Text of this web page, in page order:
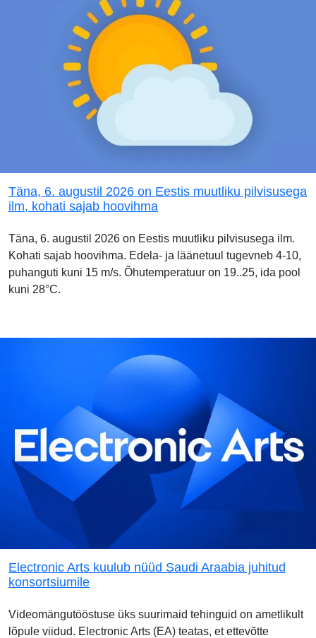
Täna, 6. augustil 2026 on Eestis muutliku pilvisusega
ilm, kohati sajab hoovihma
Täna, 6. augustil 2026 on Eestis muutliku pilvisusega ilm.
Kohati sajab hoovihma. Edela- ja läänetuul tugevneb 4-10,
puhanguti kuni 15 m/s. Õhutemperatuur on 19..25, ida pool
kuni 28°C.
Electronic Arts kuulub nüüd Saudi Araabia juhitud
konsortsiumile
Videomängutööstuse üks suurimaid tehinguid on ametlikult
lõpule viidud. Electronic Arts (EA) teatas, et ettevõtte